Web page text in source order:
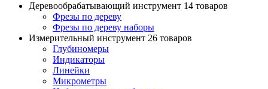
Деревообрабатывающий инструмент 14 товаров
Фрезы по дереву
Фрезы по дереву наборы
Измерительный инструмент 26 товаров
Глубиномеры
Индикаторы
Линейки
Микрометры